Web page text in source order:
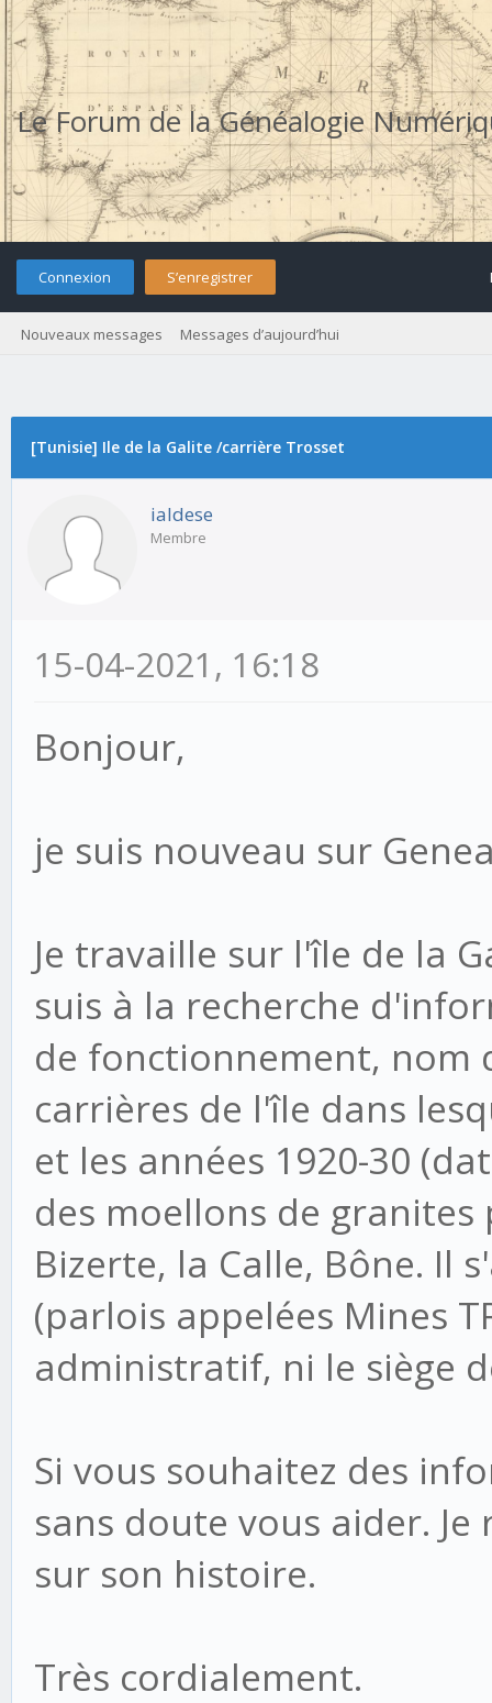
Le Forum de la Généalogie
Connexion S’enregistrer
Nouveaux messages Messages d’aujourd’hui
[Tunisie] Ile de la Galite /carrière Trosset
ialdese
Membre
15-04-2021, 16:18
Bonjour,
je suis nouveau sur
Je travaille sur l'île de la
suis à la recherche
de fonctionnement, nom
carrières de l'île dans
et les années 1920-30
des moellons de
Bizerte, la Calle, Bône. Il
(parlois appelées Mines
administratif, ni le siège
Si vous souhaitez des
sans doute vous aider.
sur son histoire.
Très cordialement.